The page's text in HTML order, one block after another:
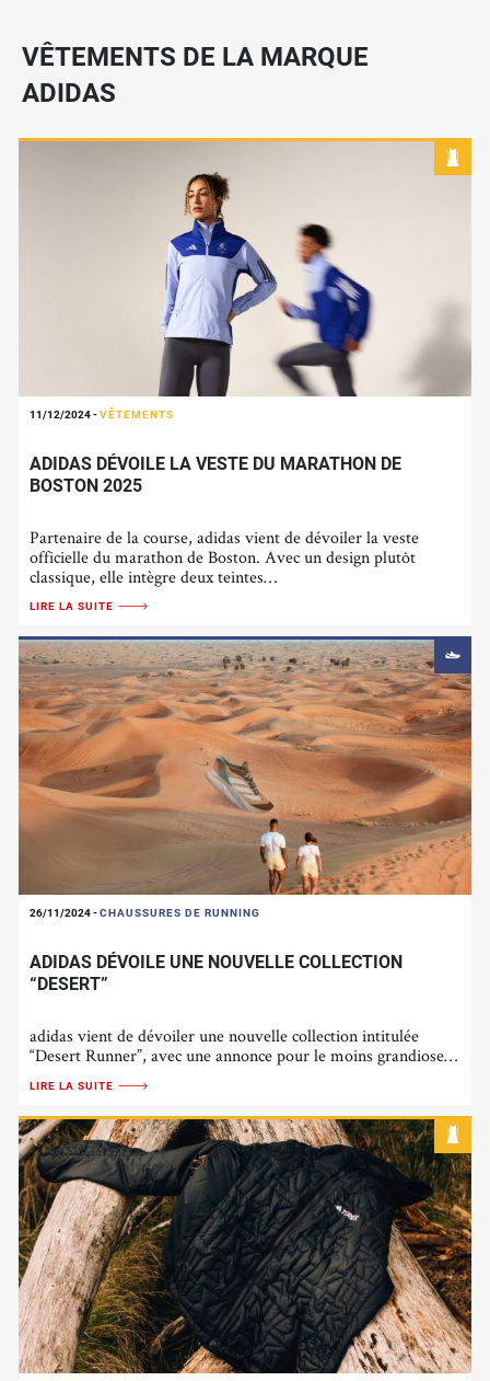
VÊTEMENTS DE LA MARQUE
ADIDAS
11/12/2024-VÊTEMENTS
ADIDAS DÉVOILE LA VESTE DU MARATHON DE
BOSTON 2025
Partenaire de la course, adidas vient de dévoiler la veste
officielle du marathon de Boston. Avec un design plutôt
classique, elle intègre deux teintes…
LIRE LA SUITE
26/11/2024-CHAUSSURES DE RUNNING
ADIDAS DÉVOILE UNE NOUVELLE COLLECTION
“DESERT”
adidas vient de dévoiler une nouvelle collection intitulée
“Desert Runner”, avec une annonce pour le moins grandiose…
LIRE LA SUITE